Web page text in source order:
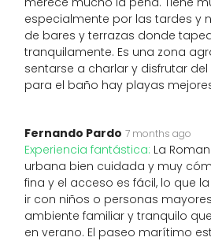
especialmente por las tardes y
de bares y terrazas donde
tranquilamente. Es una zona
sentarse a charlar y disfrutar
para el baño hay playas
Fernando Pardo 7 months ago
Experiencia fantástica: La
urbana bien cuidada y muy
fina y el acceso es fácil, lo que
ir con niños o personas
ambiente familiar y tranquilo
en verano. El paseo marítimo